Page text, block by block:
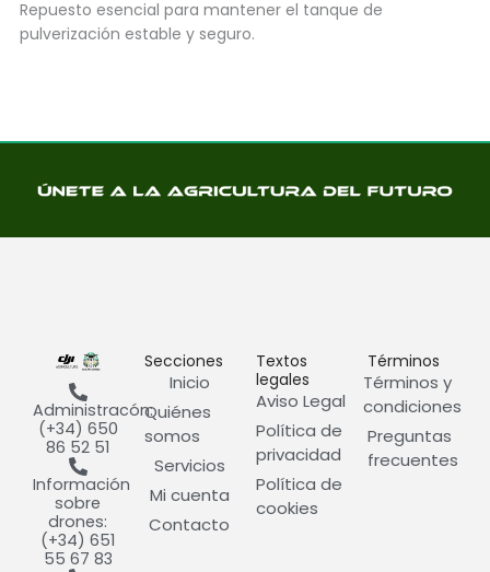
Repuesto esencial para mantener el tanque de
pulverización estable y seguro.
Administracón:
(+34) 650
86 52 51
Información
sobre
drones:
(+34) 651
55 67 83
Secciones
Inicio
Quiénes
somos
Servicios
Mi cuenta
Contacto
Textos
legales
Aviso Legal
Política de
privacidad
Política de
cookies
Términos
Términos y
condiciones
Preguntas
frecuentes